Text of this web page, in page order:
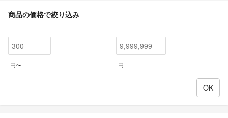
商品の価格で絞り込み
円〜 円